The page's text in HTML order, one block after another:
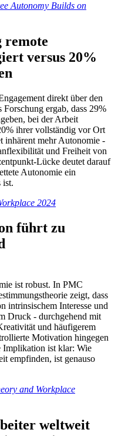
Autonomy Builds on
remote
versus 20%
direkt über den
ergab, dass 29%
bei der Arbeit
ihrer vollständig vor Ort
inhärent mehr Autonomie -
und Freiheit von
Lücke deutet darauf
Autonomie ein
ist.
2024
führt zu
ist robust. In PMC
zeigt, dass
intrinsischem Interesse und
Druck - durchgehend mit
und häufigerem
Motivation hingegen
ist klar: Wie
empfinden, ist genauso
and Workplace
weltweit